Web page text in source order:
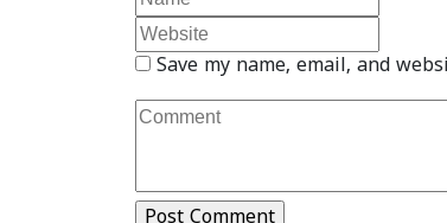
Save my name, email, and